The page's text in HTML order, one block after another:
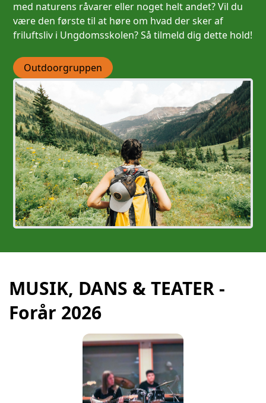
med naturens råvarer eller noget helt andet? Vil du
være den første til at høre om hvad der sker af
friluftsliv i Ungdomsskolen? Så tilmeld dig dette hold!
Outdoorgruppen
MUSIK, DANS & TEATER -
Forår 2026